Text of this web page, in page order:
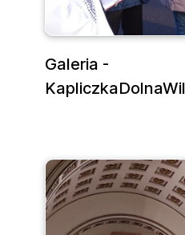
Galeria -